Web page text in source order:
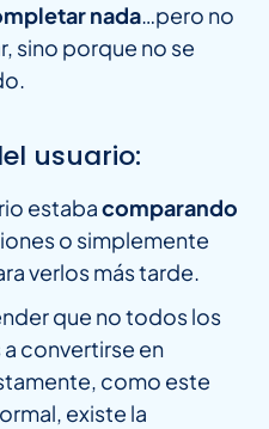
nada…pero no
sino porque no se
usuario:
estabacomparando
o simplemente
verlos más tarde.
que no todos los
convertirse en
como este
existe la